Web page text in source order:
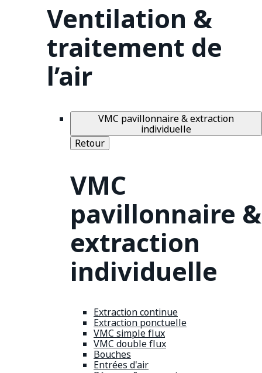
Ventilation &
traitement de
l’air
VMC pavillonnaire & extraction
individuelle
Retour
VMC
pavillonnaire &
extraction
individuelle
Extraction continue
Extraction ponctuelle
VMC simple flux
VMC double flux
Bouches
Entrées d'air